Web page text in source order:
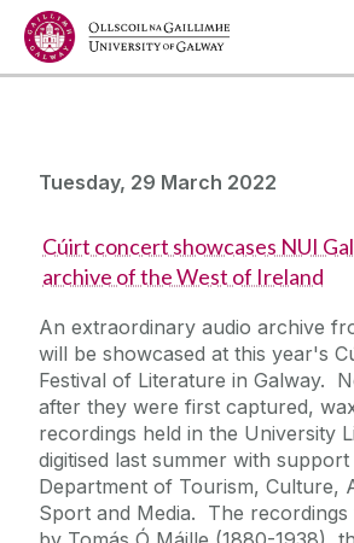
Jump to Content
Tuesday, 29 March 2022
Cúirt concert showcases NUI
archive of the West of Ireland
An extraordinary audio archive
will be showcased at this year's
Festival of Literature in Galway.
after they were first captured,
recordings held in the University
digitised last summer with
Department of Tourism, Culture,
Sport and Media. The recordings